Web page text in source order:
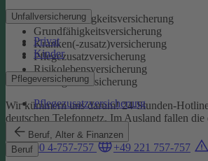
Unfallversicherung
Privat
Kinder
Pflegeversicherung
Pflegezusatzversicherung
Beruf, Alter & Finanzen
Beruf
Berufsunfähigkeitsversicherung
Grundfähigkeitsversicherung
Kranken(-zusatz)versicherung
Pflegezusatzversicherung
Risikolebensversicherung
Sterbegeldversicherung
Wir kümmern uns darum!24-Stunden-
deutschen Telefonnetz. Im Ausland fallen die
Landesgebühren an:
0800 4-757-757
+49 221 757-757